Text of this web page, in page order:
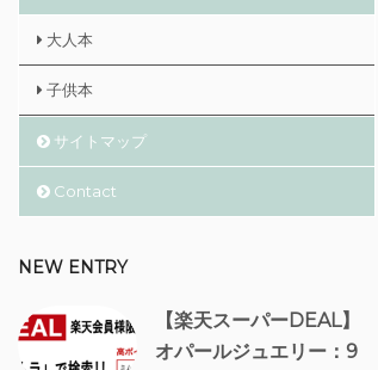
大人本
子供本
サイトマップ
Contact
NEW ENTRY
【楽天スーパーDEAL】
オパールジュエリー：9